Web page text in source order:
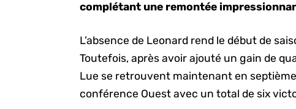
complétant une remontée
L’absence de Leonard rend le début de
Toutefois, après avoir ajouté un gain de
Lue se retrouvent maintenant en
conférence Ouest avec un total de six